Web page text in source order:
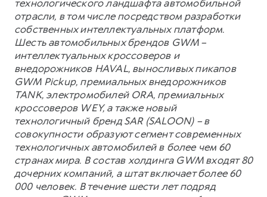
технологического ландшафта автомобильной
отрасли, в том числе посредством разработки
собственных интеллектуальных платформ.
Шесть автомобильных брендов GWM –
интеллектуальных кроссоверов и
внедорожников HAVAL, выносливых пикапов
GWM Pickup, премиальных внедорожников
TANK, электромобилей ORA, премиальных
кроссоверов WEY, а также новый
технологичный бренд SAR (SALOON) – в
совокупности образуют сегмент современных
технологичных автомобилей в более чем 60
странах мира. В состав холдинга GWM входят 80
дочерних компаний, а штат включает более 60
000 человек. В течение шести лет подряд